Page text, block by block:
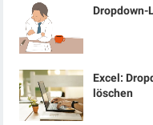
Dropdown-
Excel:
löschen